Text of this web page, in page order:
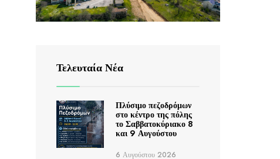
Τελευταία Νέα
Πλύσιμο πεζοδρόμων
στο κέντρο της πόλης
το Σαββατοκύριακο 8
και 9 Αυγούστου
6 Αυγούστου 2026